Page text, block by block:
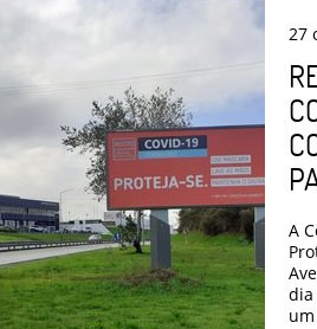
27
A
dia